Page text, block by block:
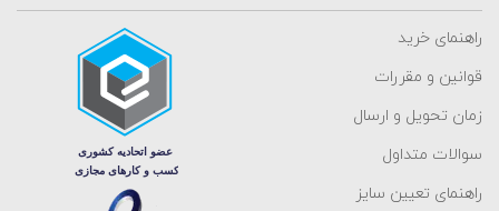
راهنمای خرید
قوانین و مقررات
زمان تحویل و ارسال
سوالات متداول
راهنمای تعیین سایز